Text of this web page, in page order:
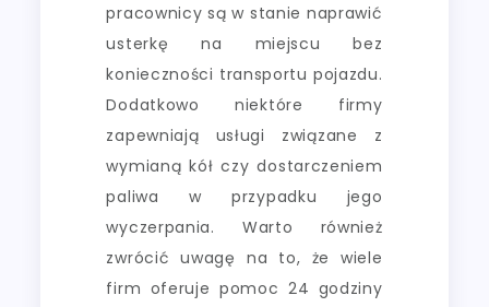
pracownicy są w stanie naprawić
usterkę na miejscu bez
konieczności transportu pojazdu.
Dodatkowo niektóre firmy
zapewniają usługi związane z
wymianą kół czy dostarczeniem
paliwa w przypadku jego
wyczerpania. Warto również
zwrócić uwagę na to, że wiele
firm oferuje pomoc 24 godziny